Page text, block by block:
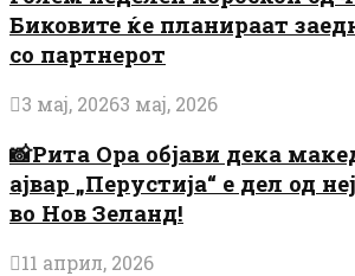
Биковите ќе планираат
со партнерот
3 мај, 20263 мај, 2026
📸Рита Ора објави дека
ајвар „Перустија“ е дел од
во Нов Зеланд!
11 април, 2026